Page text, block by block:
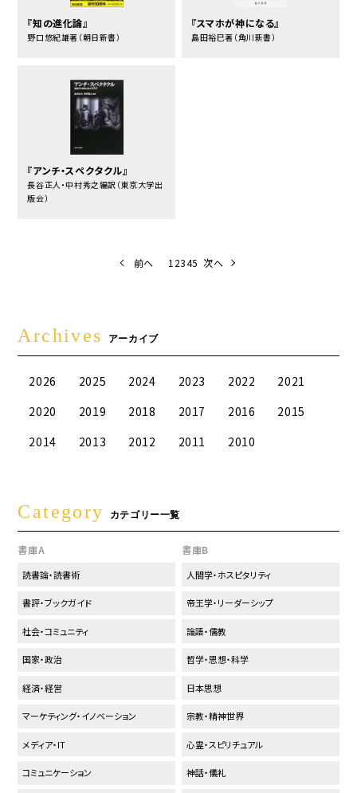
『知の進化論』
野口悠紀雄著（朝日新書）
『スマホが神になる』
島田裕巳著（角川新書）
『アンチ・スペクタクル』
長谷正人・中村秀之編訳（東京大学出
版会）
前へ 1 2345 次へ
Archives アーカイブ
2026 2025 2024 2023 2022
2021
2020
2019 2018 2017 2016
2015
2014
2013 2012 2011 2010
Category カテゴリー一覧
書庫A
読書論・読書術
書評・ブックガイド
社会・コミュニティ
国家・政治
経済・経営
マーケティング・イノベーション
メディア・IT
コミュニケーション
書庫B
人間学・ホスピタリティ
帝王学・リーダーシップ
論語・儒教
哲学・思想・科学
日本思想
宗教・精神世界
心霊・スピリチュアル
神話・儀礼